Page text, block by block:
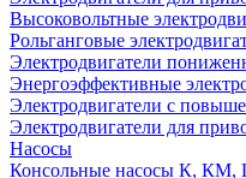
Высоковольтные
Рольганговые
Электродвигатели
Энергоэффективные
Электродвигатели с
Электродвигатели для
Насосы
Консольные насосы К,